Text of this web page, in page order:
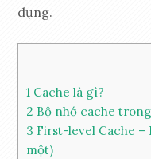
dụng.
1 Cache là gì?
2 Bộ nhớ cache
3 First-level Cache –
một)